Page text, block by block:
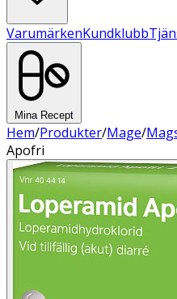
VarumärkenKundklubb
Mina Recept
Hem/Produkter/Mage/
Apofri